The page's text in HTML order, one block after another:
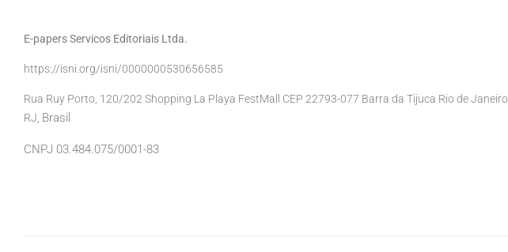
E-papers Servicos Editoriais Ltda.
https://isni.org/isni/0000000530656585
Rua Ruy Porto, 120/202 Shopping La Playa FestMall CEP 22793-077 Barra da Tijuca Rio de Janeiro
RJ, Brasil
CNPJ 03.484.075/0001-83